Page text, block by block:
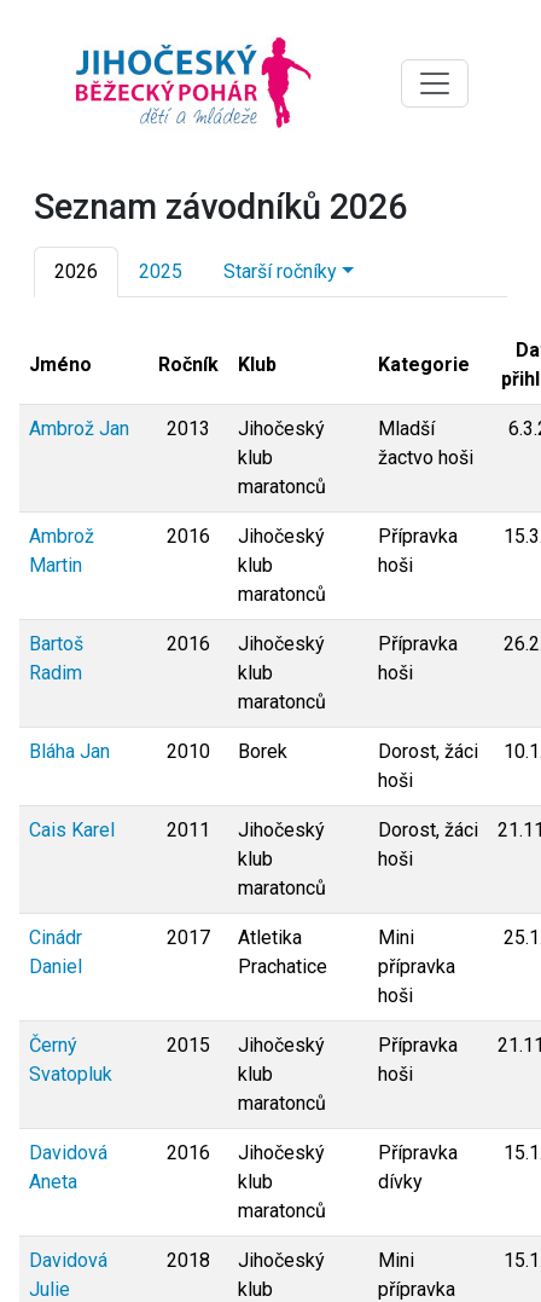
Seznam závodníků 2026
2026 2025 Starší ročníky
Jméno Ročník Klub Kategorie
Ambrož Jan 2013
Jihočeský
klub
maratonců
Mladší
žactvo hoši
Ambrož
Martin
2016
Jihočeský
klub
maratonců
Přípravka
hoši
Bartoš
Radim
2016
Jihočeský
klub
maratonců
Přípravka
hoši
Bláha Jan 2010 Borek
Dorost, žáci
hoši
Cais Karel 2011
Jihočeský
klub
maratonců
Dorost, žáci
hoši
Cinádr
Daniel
2017
Atletika
Prachatice
Mini
přípravka
hoši
Černý
Svatopluk
2015
Jihočeský
klub
maratonců
Přípravka
hoši
Davidová
Aneta
2016
Jihočeský
klub
maratonců
Přípravka
dívky
Davidová
Julie
2018
Jihočeský
klub
Mini
přípravka